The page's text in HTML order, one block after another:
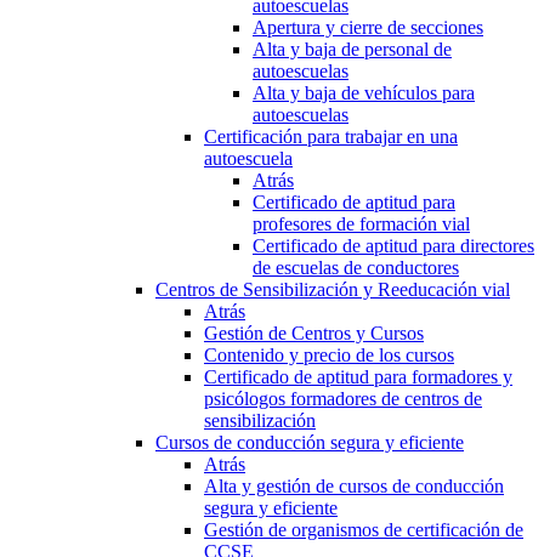
autoescuelas
Apertura y cierre de secciones
Alta y baja de personal de
autoescuelas
Alta y baja de vehículos para
autoescuelas
Certificación para trabajar en una
autoescuela
Atrás
Certificado de aptitud para
profesores de formación vial
Certificado de aptitud para directores
de escuelas de conductores
Centros de Sensibilización y Reeducación vial
Atrás
Gestión de Centros y Cursos
Contenido y precio de los cursos
Certificado de aptitud para formadores y
psicólogos formadores de centros de
sensibilización
Cursos de conducción segura y eficiente
Atrás
Alta y gestión de cursos de conducción
segura y eficiente
Gestión de organismos de certificación de
CCSE